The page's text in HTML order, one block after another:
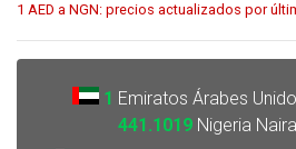
1 AED a NGN: precios actualizados por
1 Emiratos Árabes
441.1019 Nigeria